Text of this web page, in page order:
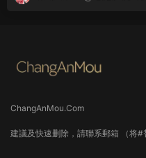
ChangAnMou.Com
建議及快速删除，請聯系郵箱 （将#